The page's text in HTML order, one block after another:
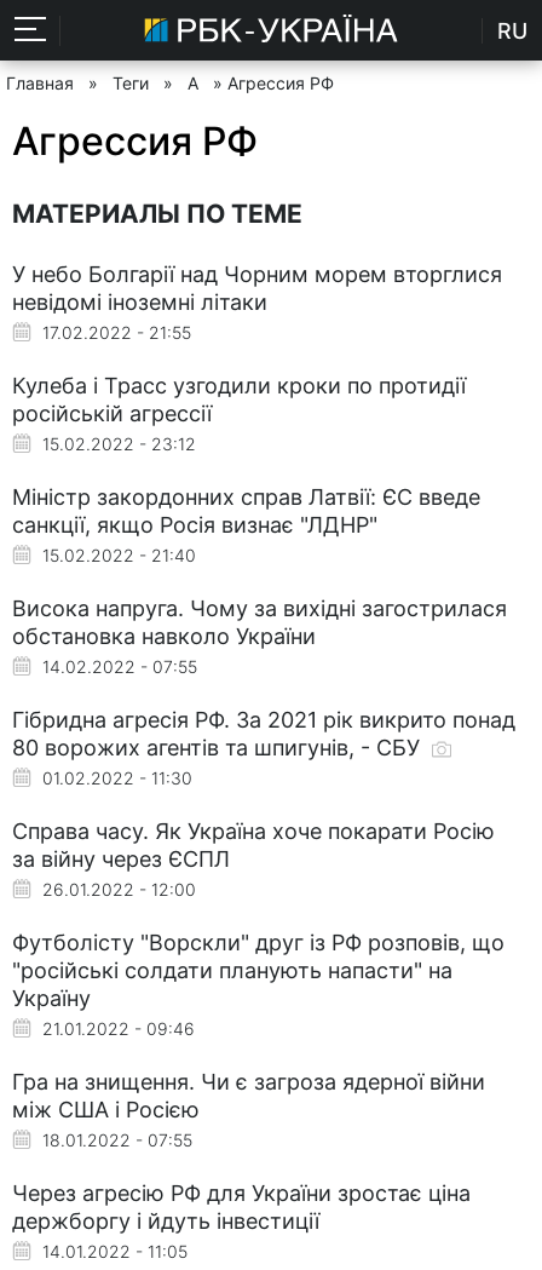
RU
Главная » Теги » А » Агрессия РФ
Агрессия РФ
МАТЕРИАЛЫ ПО ТЕМЕ
У небо Болгарії над Чорним морем вторглися
невідомі іноземні літаки
17.02.2022 - 21:55
Кулеба і Трасс узгодили кроки по протидії
російській агрессії
15.02.2022 - 23:12
Міністр закордонних справ Латвії: ЄС введе
санкції, якщо Росія визнає "ЛДНР"
15.02.2022 - 21:40
Висока напруга. Чому за вихідні загострилася
обстановка навколо України
14.02.2022 - 07:55
Гібридна агресія РФ. За 2021 рік викрито понад
80 ворожих агентів та шпигунів, - СБУ
01.02.2022 - 11:30
Справа часу. Як Україна хоче покарати Росію
за війну через ЄСПЛ
26.01.2022 - 12:00
Футболісту "Ворскли" друг із РФ розповів, що
"російські солдати планують напасти" на
Україну
21.01.2022 - 09:46
Гра на знищення. Чи є загроза ядерної війни
між США і Росією
18.01.2022 - 07:55
Через агресію РФ для України зростає ціна
держборгу і йдуть інвестиції
14.01.2022 - 11:05